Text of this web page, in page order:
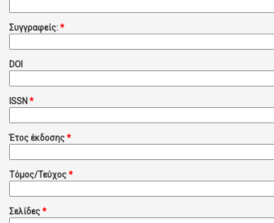
Συγγραφείς:*
DOI
ISSN *
Έτος έκδοσης*
Τόμος/Τεύχος*
Σελίδες*